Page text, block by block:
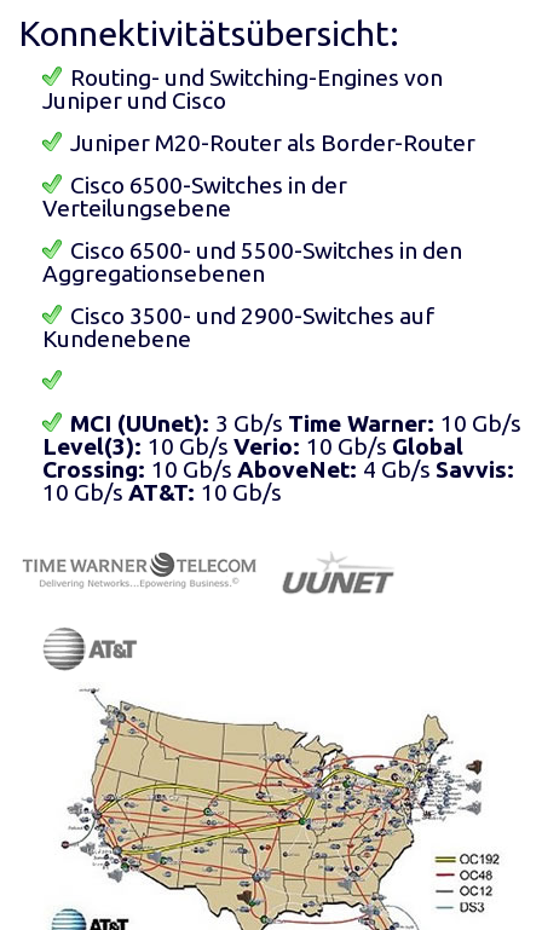
Konnektivitätsübersicht:
Routing- und Switching-Engines von
Juniper und Cisco
Juniper M20-Router als Border-Router
Cisco 6500-Switches in der
Verteilungsebene
Cisco 6500- und 5500-Switches in den
Aggregationsebenen
Cisco 3500- und 2900-Switches auf
Kundenebene
MCI (UUnet): 3 Gb/s Time Warner: 10 Gb/s
Level(3): 10 Gb/sVerio: 10 Gb/s Global
Crossing: 10 Gb/sAboveNet: 4 Gb/s Savvis:
10 Gb/sAT&T: 10 Gb/s